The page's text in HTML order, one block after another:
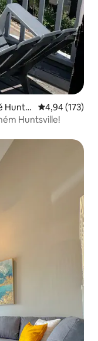
Hunts
Průměrné
4,94 (173)
Huntsville!